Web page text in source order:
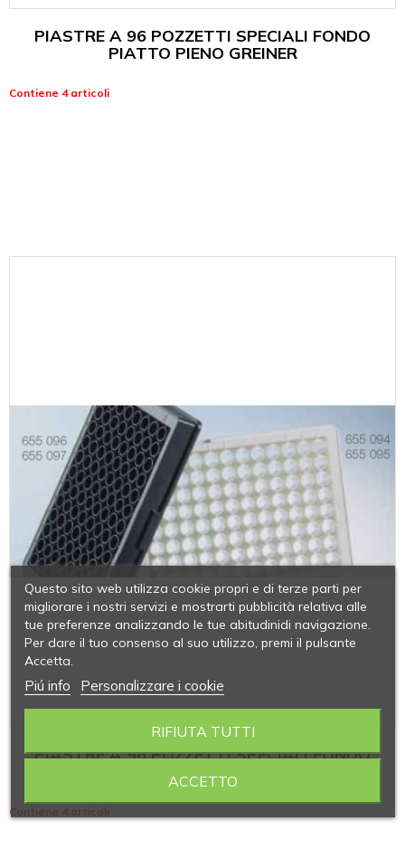
PIASTRE A 96 POZZETTI SPECIALI FONDO
PIATTO PIENO GREINER
Contiene 4 articoli
PIASTRE A 96 POZZETTI SPECIALI FONDO
Contiene 4 articoli
Questo sito web utilizza cookie propri e di terze parti per
migliorare i nostri servizi e mostrarti pubblicità relativa alle
tue preferenze analizzando le tue abitudinidi navigazione.
Per dare il tuo consenso al suo utilizzo, premi il pulsante
Accetta.
Piú info Personalizzare i cookie
RIFIUTA TUTTI
ACCETTO